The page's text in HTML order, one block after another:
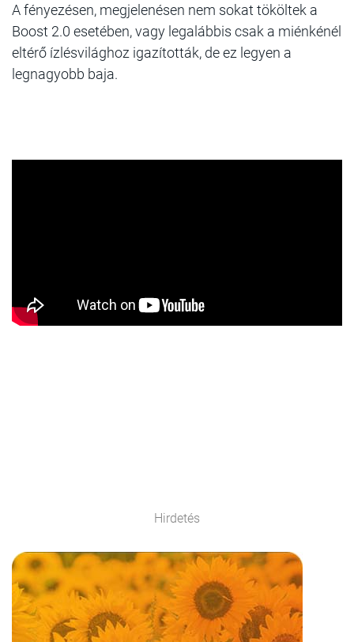
A fényezésen, megjelenésen nem sokat tököltek a
Boost 2.0 esetében, vagy legalábbis csak a miénkénél
eltérő ízlésvilághoz igazították, de ez legyen a
legnagyobb baja.
Hirdetés